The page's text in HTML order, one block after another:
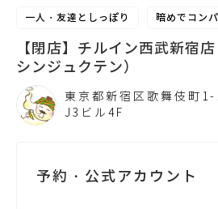
一人・友達としっぽり 暗めでコン
【閉店】チルイン西武新宿
シンジュクテン）
東京都新宿区歌舞伎町
J3ビル4F
予約・公式アカウント